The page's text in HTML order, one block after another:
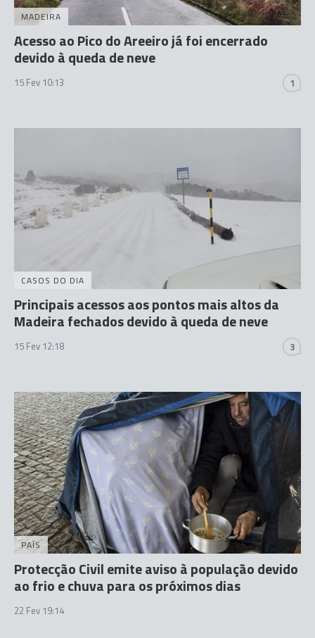
MADEIRA
Acesso ao Pico do Areeiro já foi encerrado
devido à queda de neve
15 Fev 10:13 1
CASOS DO DIA
Principais acessos aos pontos mais altos da
Madeira fechados devido à queda de neve
15 Fev 12:18 3
PAÍS
Protecção Civil emite aviso à população devido
ao frio e chuva para os próximos dias
22 Fev 19:14